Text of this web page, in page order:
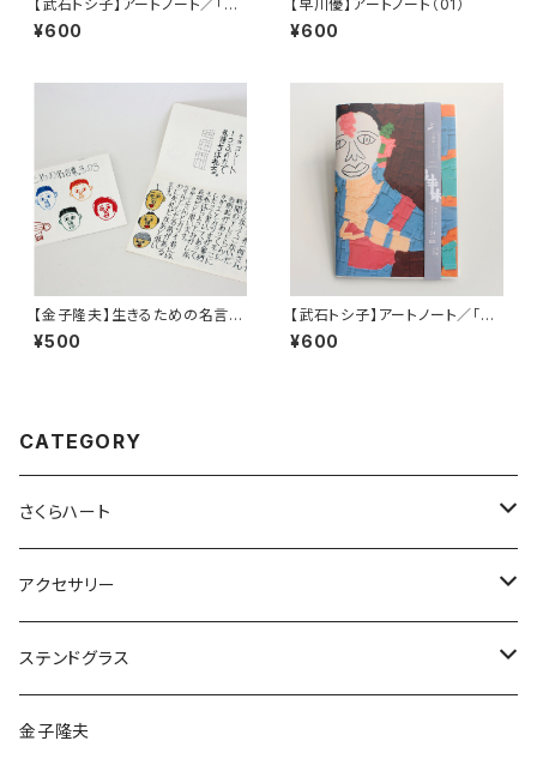
【武石トシ子】アートノート／「イ
ンドの女性」
¥600
【早川優】アートノート（01）
¥600
【金子隆夫】生きるための名言
集。その３
¥500
【武石トシ子】アートノート／「イ
ンド・ヨガのポーズ」
¥600
CATEGORY
さくらハート
ペンダント
ゴールド
シルバー
ピアス
ゴールド
アクセサリー
ネックレス
ピアス
ステンドグラス
アクセサリー
金子隆夫